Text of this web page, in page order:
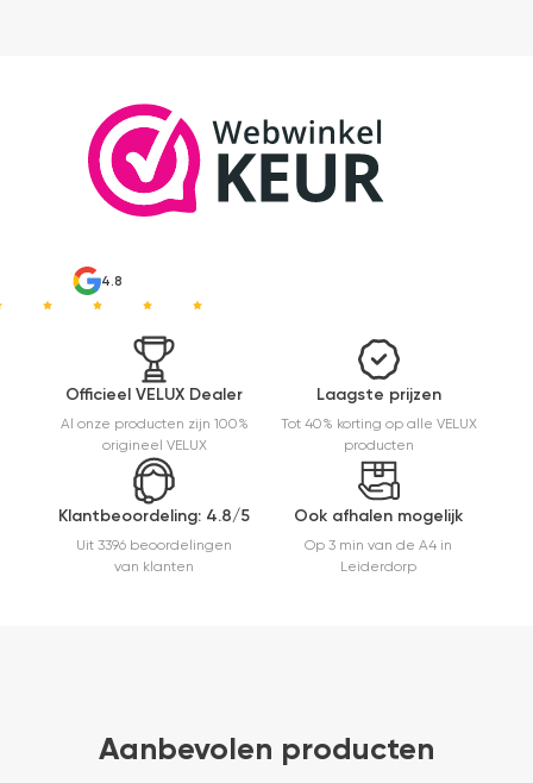
worden
verkocht.
Maar
installatie
geweest)
en hij rolt
veel
mooier uit
en kreukt
niet bij het
inrollen.
4.8
Officieel VELUX Dealer
Al onze producten zijn 100%
origineel VELUX
Laagste prijzen
Tot 40% korting op alle VELUX
producten
Klantbeoordeling: 4.8/5
Uit 3396 beoordelingen
van klanten
Ook afhalen mogelijk
Op 3 min van de A4 in
Leiderdorp
Aanbevolen producten